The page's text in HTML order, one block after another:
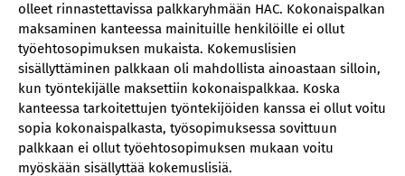
olleet rinnastettavissa palkkaryhmään HAC. Kokonaispalkan
maksaminen kanteessa mainituille henkilöille ei ollut
työehtosopimuksen mukaista. Kokemuslisien
sisällyttäminen palkkaan oli mahdollista ainoastaan silloin,
kun työntekijälle maksettiin kokonaispalkkaa. Koska
kanteessa tarkoitettujen työntekijöiden kanssa ei ollut voitu
sopia kokonaispalkasta, työsopimuksessa sovittuun
palkkaan ei ollut työehtosopimuksen mukaan voitu
myöskään sisällyttää kokemuslisiä.